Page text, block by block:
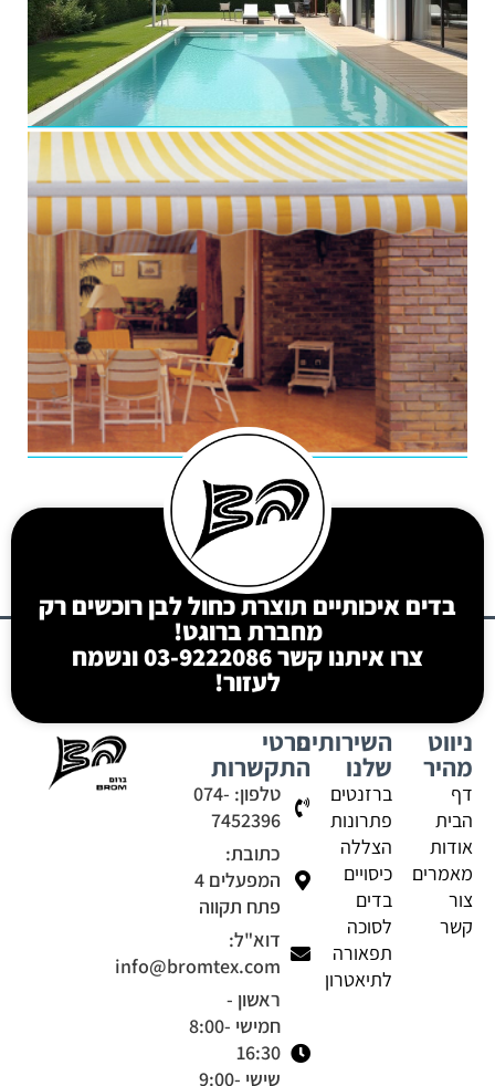
בדים איכותיים תוצרת כחול לבן רוכשים רק
מחברת ברוגט!
צרו איתנו קשר 03-9222086 ונשמח
לעזור!
ניווט
מהיר
דף
הבית
אודות
מאמרים
צור
קשר
השירותים
שלנו
ברזנטים
פתרונות
הצללה
כיסויים
בדים
לסוכה
תפאורה
לתיאטרון
פרטי
התקשרות
טלפון: 074-
7452396
כתובת:
המפעלים 4
פתח תקווה
דוא"ל:
info@bromtex.com
ראשון -
חמישי 8:00-
16:30
שישי 9:00-